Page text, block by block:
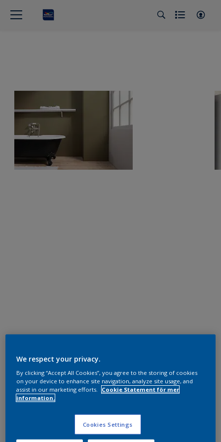
We respect your privacy.
By clicking “Accept All Cookies”, you agree to the storing of cookies
on your device to enhance site navigation, analyze site usage, and
assist in our marketing efforts.
Cookie Statement för mer
information.
Cookies Settings